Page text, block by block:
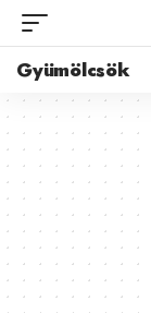
Gyümölcsök